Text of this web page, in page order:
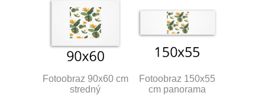
Fotoobraz 90x60 cm
stredný
Fotoobraz 150x55
cm panorama